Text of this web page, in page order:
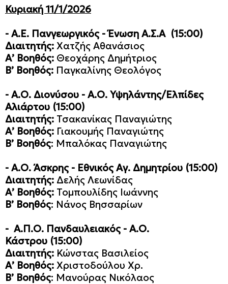
Κυριακή 11/1/2026
- Α.Ε. Πανγεωργικός - Ένωση Α.Σ.Α (15:00)
Διαιτητής: Χατζής Αθανάσιος
Α’ Βοηθός: Θεοχάρης Δημήτριος
Β’ Βοηθός: Παγκαλίνης Θεολόγος
- Α.Ο. Διονύσου - Α.Ο. Υψηλάντης/Ελπίδες
Αλιάρτου (15:00)
Διαιτητής: Τσακανίκας Παναγιώτης
Α’ Βοηθός: Γιακουμής Παναγιώτης
Β’ Βοηθός: Μπαλόκας Παναγιώτης
- Α.Ο. Άσκρης- Εθνικός Αγ. Δημητρίου (15:00)
Διαιτητής: Δελής Λεωνίδας
Α’ Βοηθός: Τομπουλίδης Ιωάννης
Β’ Βοηθός: Νάνος Βησσαρίων
- Α.Π.Ο. Πανδαυλειακός - Α.Ο.
Κάστρου (15:00)
Διαιτητής: Κώνστας Βασιλείος
Α’ Βοηθός: Χριστοδούλου Χρ.
Β’ Βοηθός: Μανούρας Νικόλαος